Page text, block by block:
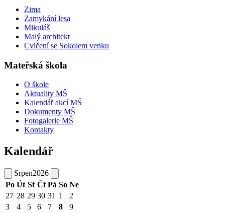
Zima
Zamykání lesa
Mikuláš
Malý architekt
Cvičení se Sokolem venku
Mateřská škola
O škole
Aktuality MŠ
Kalendář akcí MŠ
Dokumenty MŠ
Fotogalerie MŠ
Kontakty
Kalendář
Srpen2026
Po Út St Čt Pá So Ne
27 28 29 30 31 1
2
3
4 5 6 7 8
9